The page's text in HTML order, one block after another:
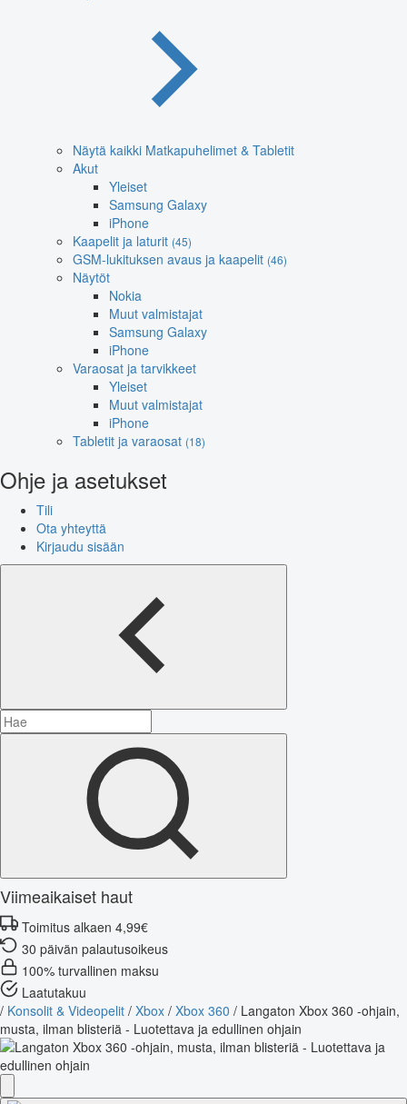
Näytä kaikki Matkapuhelimet & Tabletit
Akut
Yleiset
Samsung Galaxy
iPhone
Kaapelit ja laturit (45)
GSM-lukituksen avaus ja kaapelit (46)
Näytöt
Nokia
Muut valmistajat
Samsung Galaxy
iPhone
Varaosat ja tarvikkeet
Yleiset
Muut valmistajat
iPhone
Tabletit ja varaosat (18)
Ohje ja asetukset
Tili
Ota yhteyttä
Kirjaudu sisään
Viimeaikaiset haut
Toimitus alkaen 4,99€
30 päivän palautusoikeus
100% turvallinen maksu
Laatutakuu
/ Konsolit & Videopelit / Xbox / Xbox 360 / Langaton Xbox 360 -ohjain,
musta, ilman blisteriä - Luotettava ja edullinen ohjain